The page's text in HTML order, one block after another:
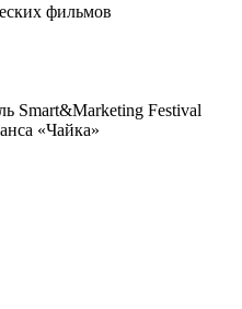
фильмов
Smart&Marketing Festival
«Чайка»